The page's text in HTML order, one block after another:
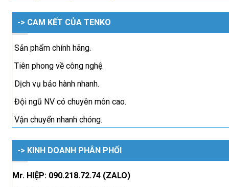
-> CAM KẾT CỦA TENKO
Sản phẩm chính hãng.
Tiên phong về công nghệ.
Dịch vụ bảo hành nhanh.
Đội ngũ NV có chuyên môn cao.
Vận chuyển nhanh chóng.
-> KINH DOANH PHÂN PHỐI
Mr. HIỆP: 090.218.72.74 (ZALO)